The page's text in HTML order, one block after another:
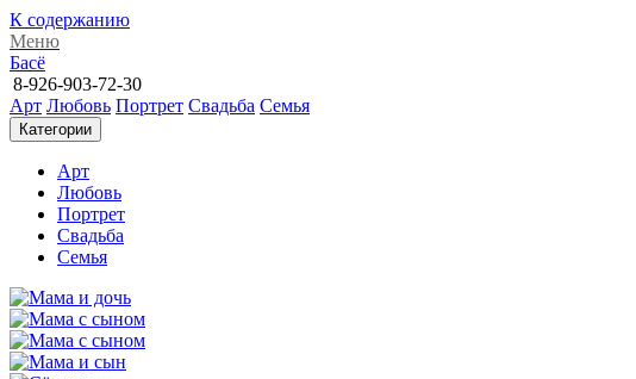
К содержанию
Меню
Басё
8-926-903-72-30
Арт Любовь Портрет Свадьба Семья
Категории
Арт
Любовь
Портрет
Свадьба
Семья